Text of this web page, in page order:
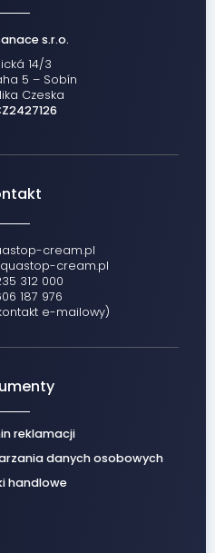
s.r.o.
14/3
5 – Sobín
Czeska
cream.pl
cream.pl
312 000
187 976
e-mailowy)
reklamacji
danych osobowych
handlowe